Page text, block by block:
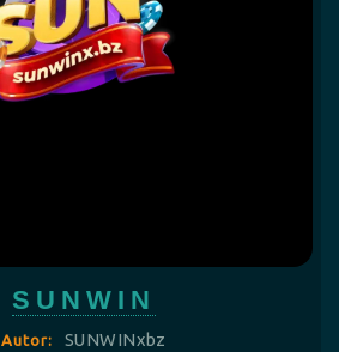
SUNWIN
Autor: SUNWINxbz